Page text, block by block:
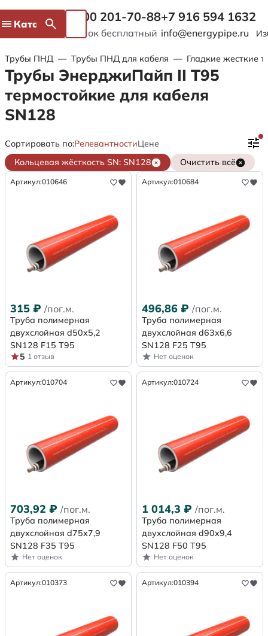
Каталог 8 800 201-70-88
Звонок бесплатный
+7 916 594 1632
info@energypipe.ru
Трубы ПНД — Трубы ПНД для кабеля — Гладкие жесткие
Трубы ЭнерджиПайп II Т95
термостойкие для кабеля
SN128
Сортировать по:РелевантностиЦене
Кольцевая жёсткость SN: SN128
Очистить всё
Артикул:010646
315 ₽ /пог.м.
Труба полимерная
двухслойная d50х5,2
SN128 F15 Т95
5 1 отзыв
Артикул:010684
496,86 ₽ /пог.м.
Труба полимерная
двухслойная d63х6,6
SN128 F25 Т95
Нет оценок
Артикул:010704
703,92 ₽ /пог.м.
Труба полимерная
двухслойная d75х7,9
SN128 F35 Т95
Нет оценок
Артикул:010724
1 014,3 ₽ /пог.м.
Труба полимерная
двухслойная d90х9,4
SN128 F50 Т95
Нет оценок
Артикул:010373 Артикул:010394